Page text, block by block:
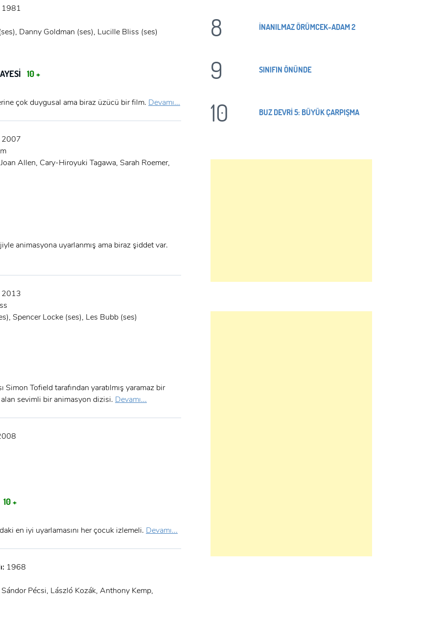
ÜYE OL
GIRIŞ
1981
Danny Goldman (ses), Lucille Bliss (ses)
10 +
çok duygusal ama biraz üzücü bir film. Devamı...
2007
Allen, Cary-Hiroyuki Tagawa, Sarah Roemer,
animasyona uyarlanmış ama biraz şiddet var.
2013
Spencer Locke (ses), Les Bubb (ses)
Simon Tofield tarafından yaratılmış yaramaz bir
alan sevimli bir animasyon dizisi. Devamı...
10 +
en iyi uyarlamasını her çocuk izlemeli. Devamı...
1968
Pécsi, László Kozák, Anthony Kemp,
8 İNANILMAZ ÖRÜMCEK-ADAM 2
9 SINIFIN ÖNÜNDE
10 BUZ DEVRİ 5: BÜYÜK ÇARPIŞMA